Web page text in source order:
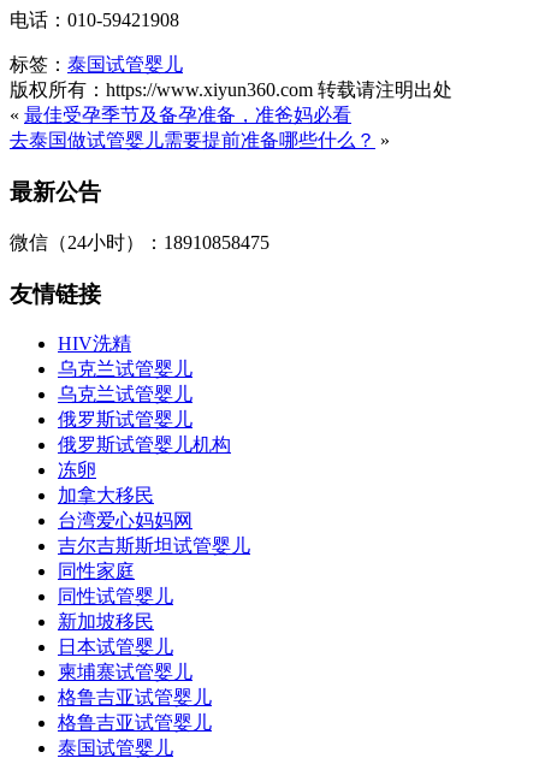
电话：010-59421908
标签： 泰国试管婴儿
版权所有：https://www.xiyun360.com 转载请注明出处
« 最佳受孕季节及备孕准备，准爸妈必看
去泰国做试管婴儿需要提前准备哪些什么？ »
最新公告
微信（24小时）：18910858475
友情链接
HIV洗精
乌克兰试管婴儿
乌克兰试管婴儿
俄罗斯试管婴儿
俄罗斯试管婴儿机构
冻卵
加拿大移民
台湾爱心妈妈网
吉尔吉斯斯坦试管婴儿
同性家庭
同性试管婴儿
新加坡移民
日本试管婴儿
柬埔寨试管婴儿
格鲁吉亚试管婴儿
格鲁吉亚试管婴儿
泰国试管婴儿